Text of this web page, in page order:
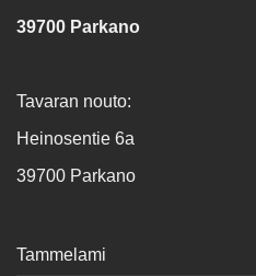
39700 Parkano
Tavaran nouto:
Heinosentie 6a
39700 Parkano
Tammelami